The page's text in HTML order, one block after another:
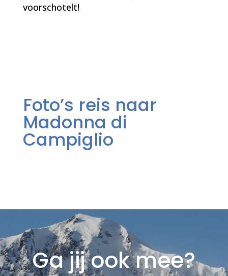
voorschotelt!
Foto’s reis naar
Madonna di
Campiglio
Ga jij ook mee?